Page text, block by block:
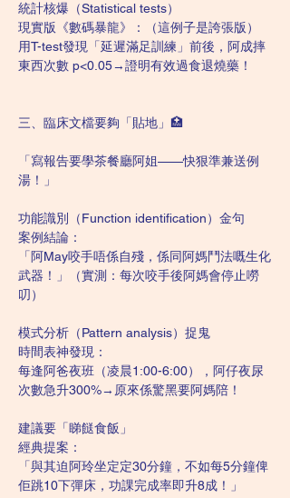
統計核爆（Statistical tests）
現實版《數碼暴龍》：（這例子是誇張版）
用T-test發現「延遲滿足訓練」前後，阿成摔
東西次數 p<0.05→證明有效過食退燒藥！
三、臨床文檔要夠「貼地」🏥
「寫報告要學茶餐廳阿姐——快狠準兼送例
湯！」
功能識別（Function identification）金句
案例結論：
「阿May咬手唔係自殘，係同阿媽鬥法嘅生化
武器！」（實測：每次咬手後阿媽會停止嘮
叨）
模式分析（Pattern analysis）捉鬼
時間表神發現：
每逢阿爸夜班（凌晨1:00-6:00），阿仔夜尿
次數急升300%→原來係驚黑要阿媽陪！
建議要「睇餸食飯」
經典提案：
「與其迫阿玲坐定定30分鐘，不如每5分鐘俾
佢跳10下彈床，功課完成率即升8成！」